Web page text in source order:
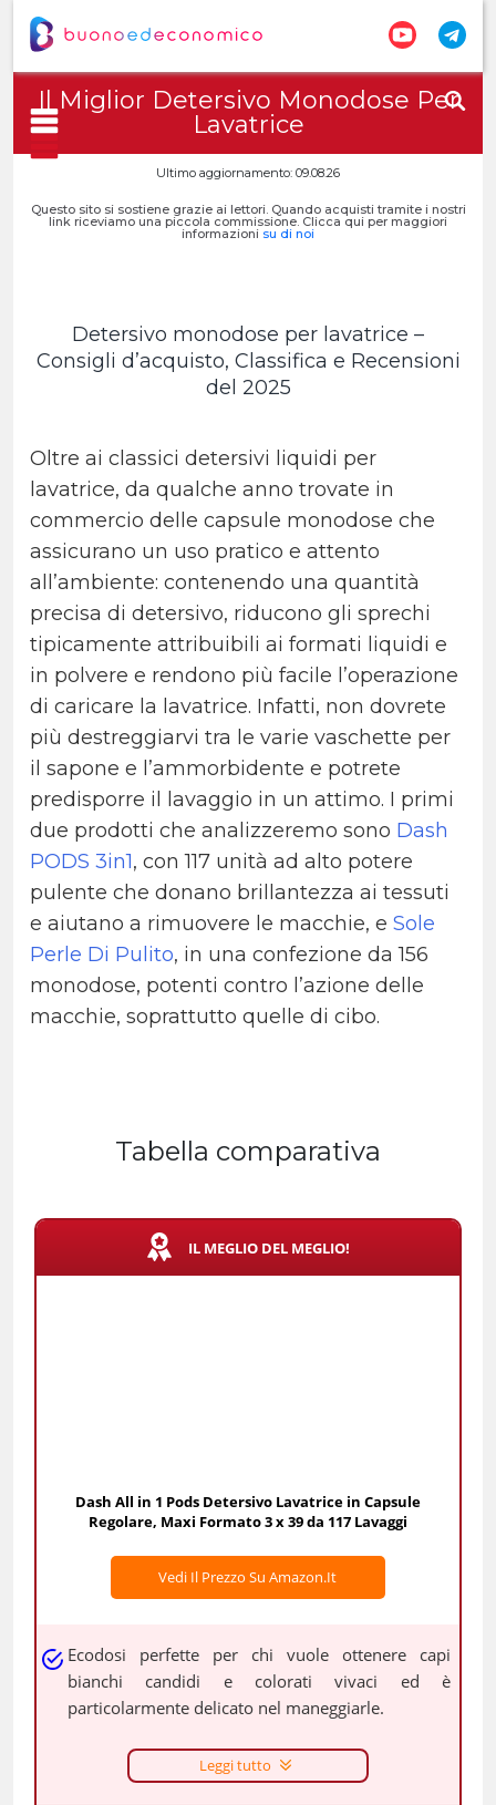
Il Miglior Detersivo Monodose Per
Lavatrice
Ultimo aggiornamento: 09.08.26
Questo sito si sostiene grazie ai lettori. Quando acquisti tramite i nostri
link riceviamo una piccola commissione. Clicca qui per maggiori
informazioni su di noi
Detersivo monodose per lavatrice –
Consigli d’acquisto, Classifica e Recensioni
del 2025
Oltre ai classici detersivi liquidi per
lavatrice, da qualche anno trovate in
commercio delle capsule monodose che
assicurano un uso pratico e attento
all’ambiente: contenendo una quantità
precisa di detersivo, riducono gli sprechi
tipicamente attribuibili ai formati liquidi e
in polvere e rendono più facile l’operazione
di caricare la lavatrice. Infatti, non dovrete
più destreggiarvi tra le varie vaschette per
il sapone e l’ammorbidente e potrete
predisporre il lavaggio in un attimo. I primi
due prodotti che analizzeremo sono Dash
PODS 3in1, con 117 unità ad alto potere
pulente che donano brillantezza ai tessuti
e aiutano a rimuovere le macchie, e Sole
Perle Di Pulito, in una confezione da 156
monodose, potenti contro l’azione delle
macchie, soprattutto quelle di cibo.
Tabella comparativa
IL MEGLIO DEL MEGLIO!
Dash All in 1 Pods Detersivo Lavatrice in Capsule
Regolare, Maxi Formato 3 x 39 da 117 Lavaggi
Vedi Il Prezzo Su Amazon.it
Ecodosi perfette per chi vuole ottenere capi
bianchi candidi e colorati vivaci ed è
particolarmente delicato nel maneggiarle.
Leggi tutto